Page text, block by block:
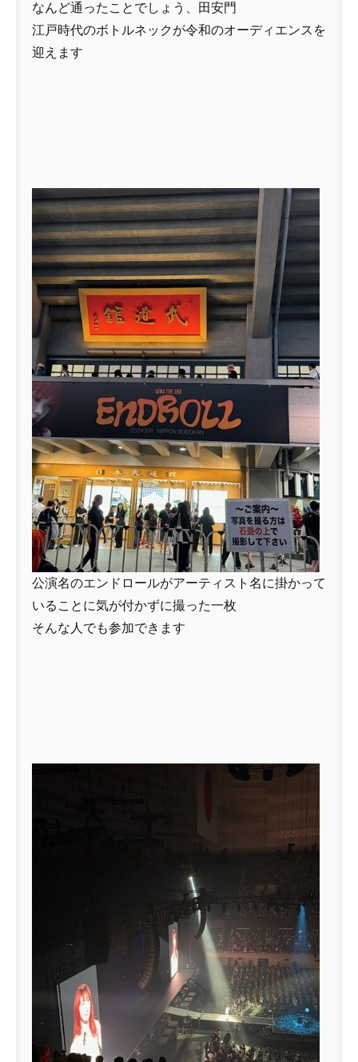
なんど通ったことでしょう、田安門
江戸時代のボトルネックが令和のオーディエンスを
迎えます
公演名のエンドロールがアーティスト名に掛かって
いることに気が付かずに撮った一枚
そんな人でも参加できます